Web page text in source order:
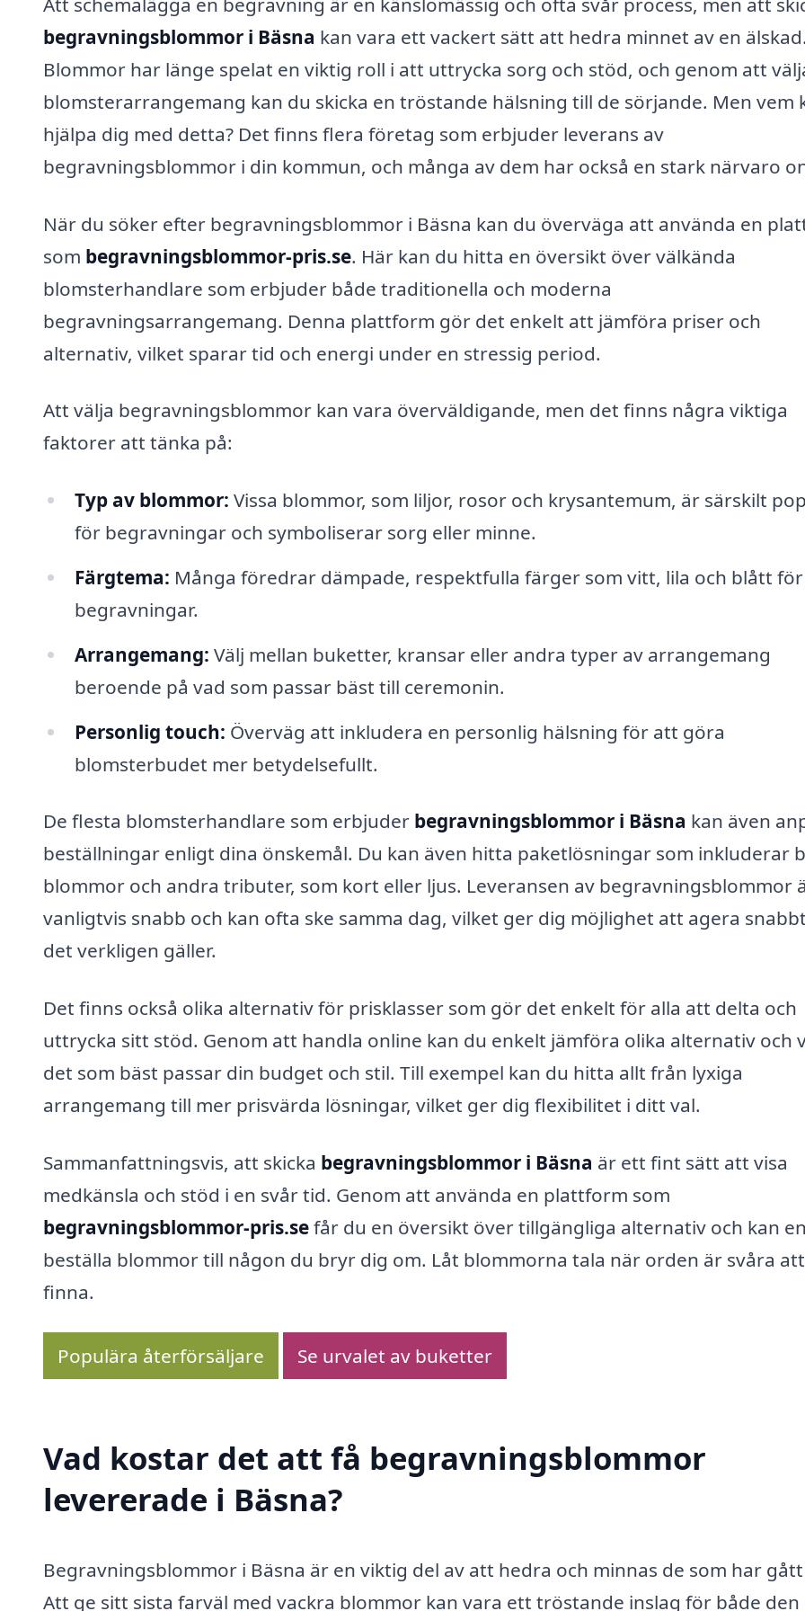
begravningsblommor i Bäsna kan vara ett vackert sätt att hedra minnet av en älskad.
Blommor har länge spelat en viktig roll i att uttrycka sorg och stöd, och genom att
blomsterarrangemang kan du skicka en tröstande hälsning till de sörjande. Men vem
hjälpa dig med detta? Det finns flera företag som erbjuder leverans av
begravningsblommor i din kommun, och många av dem har också en stark närvaro
När du söker efter begravningsblommor i Bäsna kan du överväga att använda en
som begravningsblommor-pris.se. Här kan du hitta en översikt över välkända
blomsterhandlare som erbjuder både traditionella och moderna
begravningsarrangemang. Denna plattform gör det enkelt att jämföra priser och
alternativ, vilket sparar tid och energi under en stressig period.
Att välja begravningsblommor kan vara överväldigande, men det finns några viktiga
faktorer att tänka på:
Typ av blommor: Vissa blommor, som liljor, rosor och krysantemum, är särskilt
för begravningar och symboliserar sorg eller minne.
Färgtema: Många föredrar dämpade, respektfulla färger som vitt, lila och blått för
begravningar.
Arrangemang: Välj mellan buketter, kransar eller andra typer av arrangemang
beroende på vad som passar bäst till ceremonin.
Personlig touch: Överväg att inkludera en personlig hälsning för att göra
blomsterbudet mer betydelsefullt.
De flesta blomsterhandlare som erbjuder begravningsblommor i Bäsna kan även
beställningar enligt dina önskemål. Du kan även hitta paketlösningar som inkluderar
blommor och andra tributer, som kort eller ljus. Leveransen av begravningsblommor
vanligtvis snabb och kan ofta ske samma dag, vilket ger dig möjlighet att agera
det verkligen gäller.
Det finns också olika alternativ för prisklasser som gör det enkelt för alla att delta och
uttrycka sitt stöd. Genom att handla online kan du enkelt jämföra olika alternativ och
det som bäst passar din budget och stil. Till exempel kan du hitta allt från lyxiga
arrangemang till mer prisvärda lösningar, vilket ger dig flexibilitet i ditt val.
Sammanfattningsvis, att skicka begravningsblommor i Bäsna är ett fint sätt att visa
medkänsla och stöd i en svår tid. Genom att använda en plattform som
begravningsblommor-pris.sefår du en översikt över tillgängliga alternativ och kan
beställa blommor till någon du bryr dig om. Låt blommorna tala när orden är svåra att
finna.
Populära återförsäljare Se urvalet av buketter
Vad kostar det att få begravningsblommor
levererade i Bäsna?
Begravningsblommor i Bäsna är en viktig del av att hedra och minnas de som har
Att ge sitt sista farväl med vackra blommor kan vara ett tröstande inslag för både den